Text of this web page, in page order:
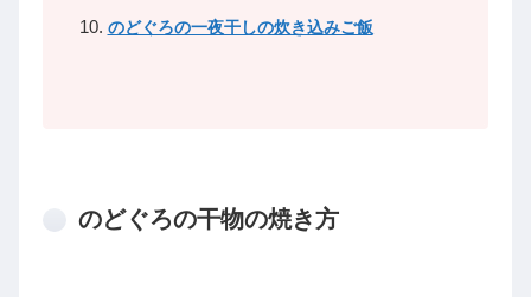
のどぐろの一夜干しの炊き込みご飯
のどぐろの干物の焼き方